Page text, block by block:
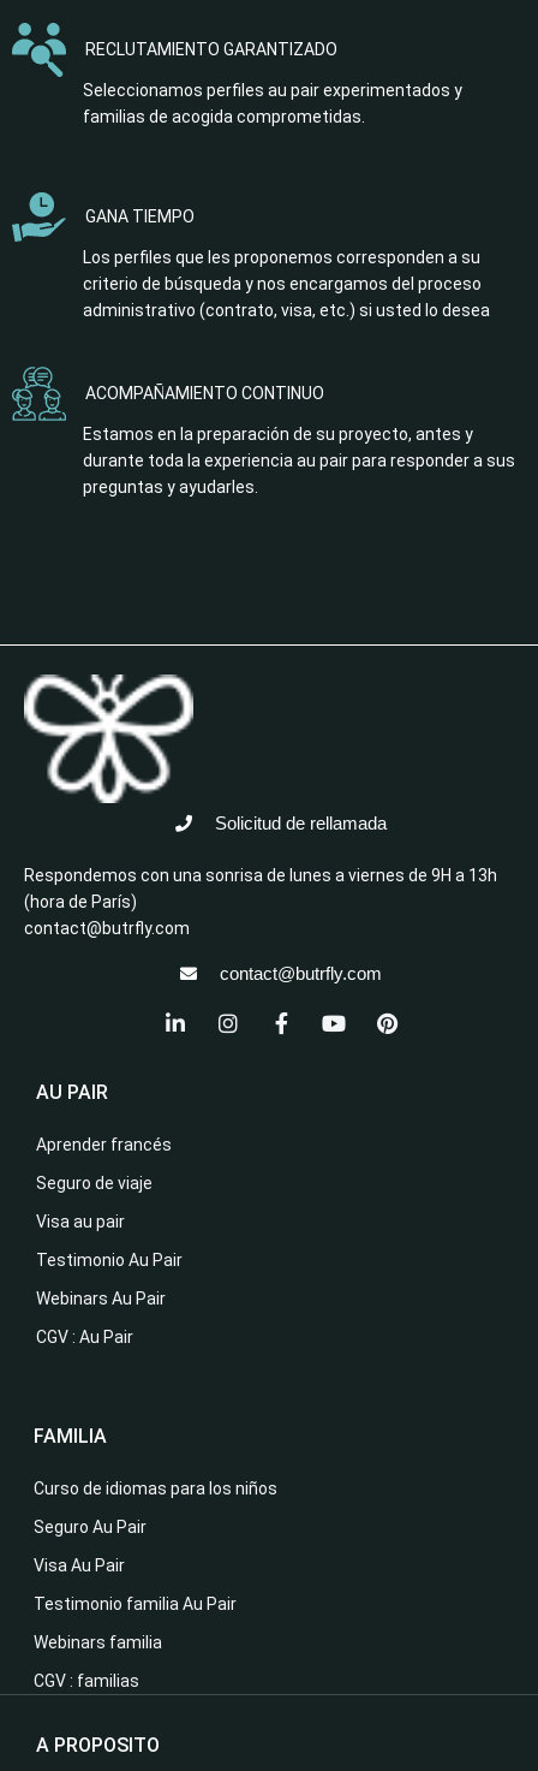
RECLUTAMIENTO GARANTIZADO
Seleccionamos perfiles au pair experimentados y
familias de acogida comprometidas.
GANA TIEMPO
Los perfiles que les proponemos corresponden a su
criterio de búsqueda y nos encargamos del proceso
administrativo (contrato, visa, etc.) si usted lo desea
ACOMPAÑAMIENTO CONTINUO
Estamos en la preparación de su proyecto, antes y
durante toda la experiencia au pair para responder a sus
preguntas y ayudarles.
Solicitud de rellamada
Respondemos con una sonrisa de lunes a viernes de 9H a 13h
(hora de París)
contact@butrfly.com
contact@butrfly.com
AU PAIR
Aprender francés
Seguro de viaje
Visa au pair
Testimonio Au Pair
Webinars Au Pair
CGV : Au Pair
FAMILIA
Curso de idiomas para los niños
Seguro Au Pair
Visa Au Pair
Testimonio familia Au Pair
Webinars familia
CGV : familias
A PROPOSITO